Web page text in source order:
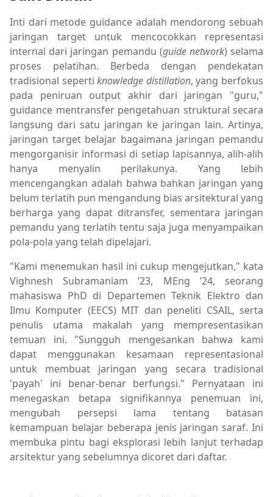
Inti dari metode guidance adalah mendorong sebuah
jaringan target untuk mencocokkan representasi
internal dari jaringan pemandu (guide network) selama
proses pelatihan. Berbeda dengan pendekatan
tradisional sepertiknowledge distillation, yang berfokus
pada peniruan output akhir dari jaringan "guru,"
guidance mentransfer pengetahuan struktural secara
langsung dari satu jaringan ke jaringan lain. Artinya,
jaringan target belajar bagaimana jaringan pemandu
mengorganisir informasi di setiap lapisannya, alih-alih
hanya menyalin perilakunya. Yang lebih
mencengangkan adalah bahwa bahkan jaringan yang
belum terlatih pun mengandung bias arsitektural yang
berharga yang dapat ditransfer, sementara jaringan
pemandu yang terlatih tentu saja juga menyampaikan
pola-pola yang telah dipelajari.
"Kami menemukan hasil ini cukup mengejutkan," kata
Vighnesh Subramaniam ’23, MEng ’24, seorang
mahasiswa PhD di Departemen Teknik Elektro dan
Ilmu Komputer (EECS) MIT dan peneliti CSAIL, serta
penulis utama makalah yang mempresentasikan
temuan ini. "Sungguh mengesankan bahwa kami
dapat menggunakan kesamaan representasional
untuk membuat jaringan yang secara tradisional
'payah' ini benar-benar berfungsi." Pernyataan ini
menegaskan betapa signifikannya penemuan ini,
mengubah persepsi lama tentang batasan
kemampuan belajar beberapa jenis jaringan saraf. Ini
membuka pintu bagi eksplorasi lebih lanjut terhadap
arsitektur yang sebelumnya dicoret dari daftar.